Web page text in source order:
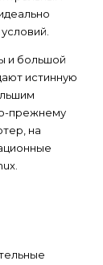
и большой
истинную
прежнему
на